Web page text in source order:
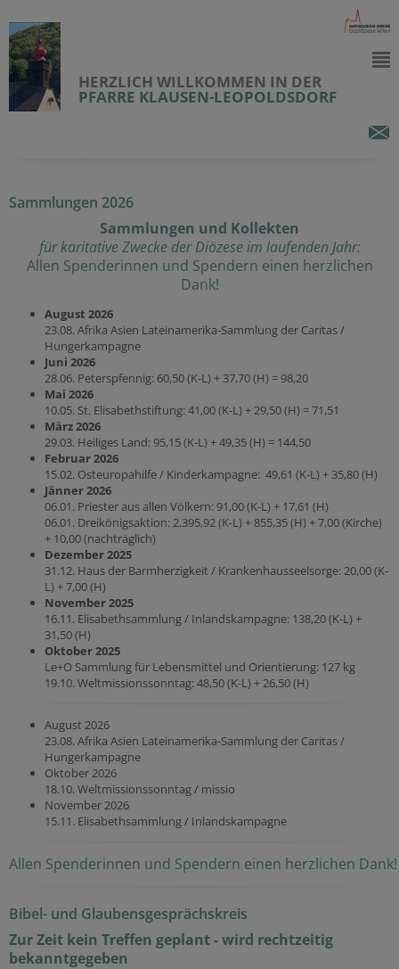
HERZLICH WILLKOMMEN IN DER
PFARRE KLAUSEN-LEOPOLDSDORF
Sammlungen 2026
Sammlungen und Kollekten
für karitative Zweckeder Diözese im laufenden Jahr:
Allen Spenderinnen und Spendern einen herzlichen
Dank!
August 2026
23.08. Afrika Asien Lateinamerika-Sammlung der Caritas /
Hungerkampagne
Juni 2026
28.06. Peterspfennig: 60,50 (K-L) + 37,70 (H) = 98,20
Mai 2026
10.05. St. Elisabethstiftung: 41,00 (K-L) + 29,50 (H) = 71,51
März 2026
29.03. Heiliges Land: 95,15 (K-L) + 49,35 (H) = 144,50
Februar 2026
15.02. Osteuropahilfe / Kinderkampagne: 49,61 (K-L) + 35,80 (H)
Jänner 2026
06.01. Priester aus allen Völkern: 91,00 (K-L) + 17,61 (H)
06.01. Dreikönigsaktion: 2.395,92 (K-L) + 855,35 (H) + 7,00 (Kirche)
+ 10,00 (nachträglich)
Dezember 2025
31.12. Haus der Barmherzigkeit / Krankenhausseelsorge: 20,00 (K-
L) + 7,00 (H)
November 2025
16.11. Elisabethsammlung / Inlandskampagne: 138,20 (K-L) +
31,50 (H)
Oktober 2025
Le+O Sammlung für Lebensmittel und Orientierung: 127 kg
19.10. Weltmissionssonntag: 48,50 (K-L) + 26,50 (H)
August 2026
23.08. Afrika Asien Lateinamerika-Sammlung der Caritas /
Hungerkampagne
Oktober 2026
18.10. Weltmissionssonntag / missio
November 2026
15.11. Elisabethsammlung / Inlandskampagne
Allen Spenderinnen und Spendern einen herzlichen Dank!
Bibel- und Glaubensgesprächskreis
Zur Zeit kein Treffen geplant - wird rechtzeitig
bekanntgegeben